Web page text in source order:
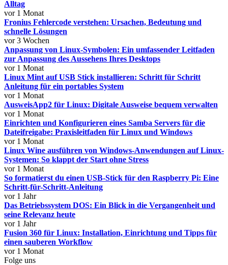
Alltag
vor 1 Monat
Fronius Fehlercode verstehen: Ursachen, Bedeutung und
schnelle Lösungen
vor 3 Wochen
Anpassung von Linux-Symbolen: Ein umfassender Leitfaden
zur Anpassung des Aussehens Ihres Desktops
vor 1 Monat
Linux Mint auf USB Stick installieren: Schritt für Schritt
Anleitung für ein portables System
vor 1 Monat
AusweisApp2 für Linux: Digitale Ausweise bequem verwalten
vor 1 Monat
Einrichten und Konfigurieren eines Samba Servers für die
Dateifreigabe: Praxisleitfaden für Linux und Windows
vor 1 Monat
Linux Wine ausführen von Windows-Anwendungen auf Linux-
Systemen: So klappt der Start ohne Stress
vor 1 Monat
So formatierst du einen USB-Stick für den Raspberry Pi: Eine
Schritt-für-Schritt-Anleitung
vor 1 Jahr
Das Betriebssystem DOS: Ein Blick in die Vergangenheit und
seine Relevanz heute
vor 1 Jahr
Fusion 360 für Linux: Installation, Einrichtung und Tipps für
einen sauberen Workflow
vor 1 Monat
Folge uns